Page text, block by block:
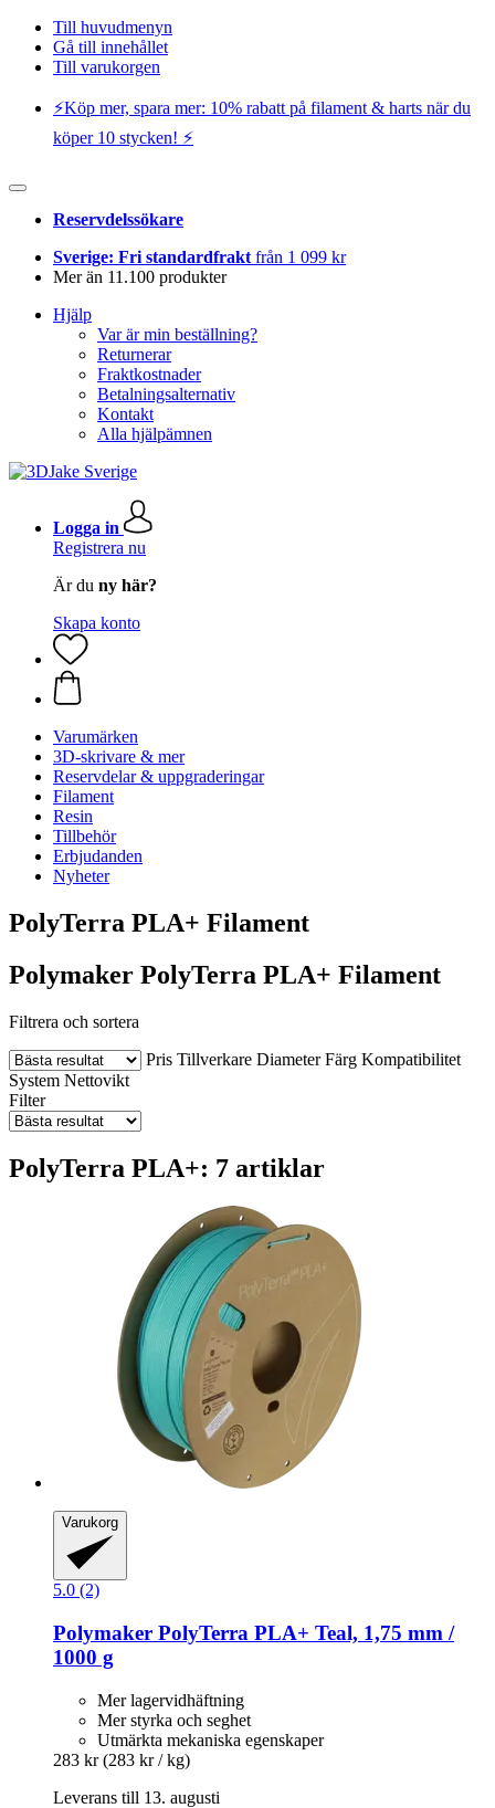
Till huvudmenyn
Gå till innehållet
Till varukorgen
⚡️Köp mer, spara mer: 10% rabatt på filament & harts när du
köper 10 stycken! ⚡️
Reservdelssökare
Sverige: Fri standardfrakt från 1 099 kr
Mer än 11.100 produkter
Hjälp
Var är min beställning?
Returnerar
Fraktkostnader
Betalningsalternativ
Kontakt
Alla hjälpämnen
Logga in
Registrera nu
Är du ny här?
Skapa konto
Varumärken
3D-skrivare & mer
Reservdelar & uppgraderingar
Filament
Resin
Tillbehör
Erbjudanden
Nyheter
PolyTerra PLA+ Filament
Polymaker PolyTerra PLA+ Filament
Filtrera och sortera
Pris Tillverkare Diameter Färg Kompatibilitet
System Nettovikt
Filter
PolyTerra PLA+: 7 artiklar
Varukorg
5.0 (2)
Polymaker PolyTerra PLA+ Teal, 1,75 mm /
1000 g
Mer lagervidhäftning
Mer styrka och seghet
Utmärkta mekaniska egenskaper
283 kr (283 kr / kg)
Leverans till 13. augusti